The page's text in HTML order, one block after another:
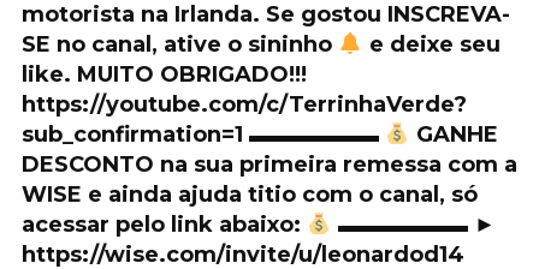
motorista na Irlanda. Se gostou INSCREVA-
SE no canal, ative o sininho
e deixe seu
like. MUITO OBRIGADO!!!
https://youtube.com/c/TerrinhaVerde?
sub_confirmation=1 ▬▬▬▬▬▬
GANHE
DESCONTO na sua primeira remessa com a
WISE e ainda ajuda titio com o canal, só
acessar pelo link abaixo:
▬▬▬▬▬▬ ►
https://wise.com/invite/u/leonardod14